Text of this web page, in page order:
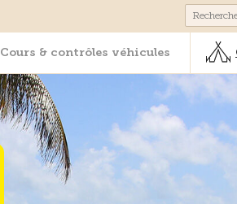
Cours & contrôles
Cours & contrôles véhicules